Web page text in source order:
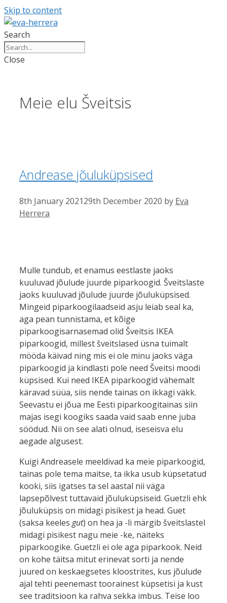
Skip to content
Search
Close
Meie elu Šveitsis
Andrease jõuluküpsised
8th January 202129th December 2020 by Eva
Herrera
Mulle tundub, et enamus eestlaste jaoks
kuuluvad jõulude juurde piparkoogid. Šveitslaste
jaoks kuuluvad jõulude juurde jõuluküpsised.
Mingeid piparkoogilaadseid asju leiab seal ka,
aga pean tunnistama, et kõige
piparkoogisarnasemad olid Šveitsis IKEA
piparkoogid, millest šveitslased üsna tuimalt
mööda käivad ning mis ei ole minu jaoks väga
piparkoogid ja kindlasti pole need Šveitsi moodi
küpsised. Kui need IKEA piparkoogid vähemalt
käravad süüa, siis nende tainas on ikkagi väkk.
Seevastu ei jõua me Eesti piparkoogitainas siin
majas isegi koogiks saada vaid saab enne juba
söödud. Nii on see alati olnud, iseseisva elu
aegade algusest.
Kuigi Andreasele meeldivad ka meie piparkoogid,
tainas pole tema maitse, ta ikka usub küpsetatud
kooki, siis igatses ta sel aastal nii väga
lapsepõlvest tuttavaid jõuluküpsiseid. Guetzli ehk
jõuluküpsis on midagi pisikest ja head. Guet
(saksa keeles gut) on hea ja -li märgib šveitslastel
midagi pisikest nagu meie -ke, näiteks
piparkoogike. Guetzli ei ole aga piparkook. Neid
on kohe täitsa mitut erinevat sorti ja nende
juured on keskaegsetes kloostrites, kus jõulude
ajal tehti peenemast toorainest küpsetisi ja kust
see traditsioon ka rahva sekka imbus. Teise loo